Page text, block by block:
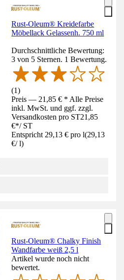
Rust-Oleum® Kreidefarbe
Möbellack Gelassenh. 750 ml
Durchschnittliche Bewertung:
3 von 5 Sternen. 1 Bewertung.
(1)
Preis — 21,85 € * Alle Preise
inkl. MwSt. und ggf. zzgl.
Versandkosten pro ST21,85
€*/ ST
Entspricht 29,13 € pro l(29,13
€/ l)
Rust-Oleum® Chalky Finish
Wandfarbe weiß 2,5 l
Artikel wurde noch nicht
bewertet.